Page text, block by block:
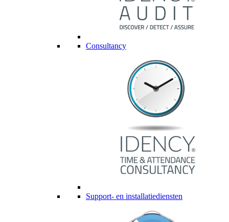
Consultancy
Support- en installatiediensten